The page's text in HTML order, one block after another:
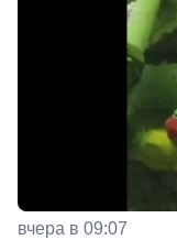
вчера в 09:07